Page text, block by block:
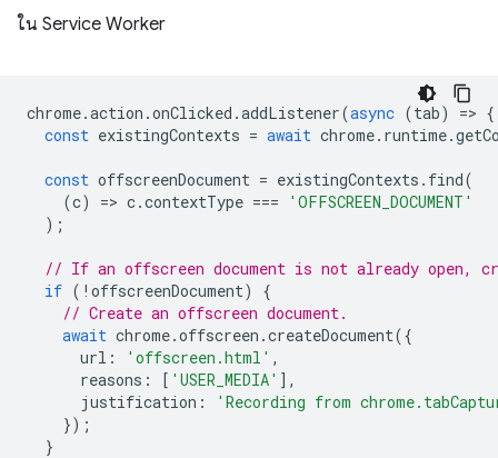
ใน Service Worker
chrome.action .onClicked .addListener(async (tab) => {
const existingContexts = await chrome. runtime.
const offscreenDocument = existingContexts . find(
(c) => c.contextType ===
'OFFSCREEN_DOCUMENT'
);
// If an offscreen document is not already open,
if ( ! offscreenDocument)
{
// Create an offscreen document.
await chrome.offscreen .createDocument({
url : 'offscreen.html' ,
reasons : [ 'USER_MEDIA' ],
justification :
'Recording from
});
}